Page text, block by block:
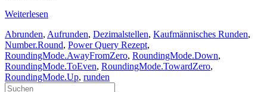
Weiterlesen
Abrunden, Aufrunden, Dezimalstellen, Kaufmännisches Runden,
Number.Round, Power Query Rezept,
RoundingMode.AwayFromZero, RoundingMode.Down,
RoundingMode.ToEven, RoundingMode.TowardZero,
RoundingMode.Up, runden